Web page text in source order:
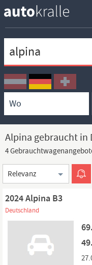
Ortssuche
Umkreissuche
Typsuche
Alpina gebraucht in
4
Sortierung
2024 Alpina B3
Deutschland